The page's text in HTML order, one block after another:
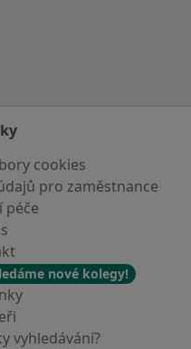
cookies
pro zaměstnance
péče
nové kolegy!
vyhledávání?